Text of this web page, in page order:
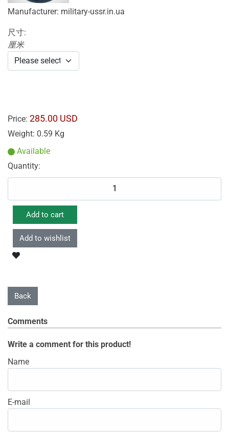
Manufacturer: military-ussr.in.ua
尺寸:
厘米
Price: 285.00 USD
Weight: 0.59 Kg
Available
Quantity:
Comments
Write a comment for this product!
Name
E-mail